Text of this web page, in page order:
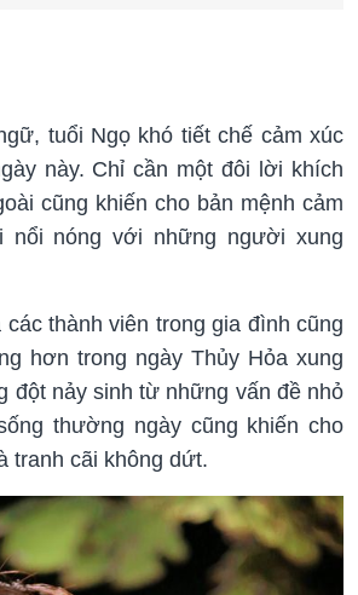
tuổi Ngọ khó tiết chế cảm xúc
này. Chỉ cần một đôi lời khích
cũng khiến cho bản mệnh cảm
nổi nóng với những người xung
thành viên trong gia đình cũng
hơn trong ngày Thủy Hỏa xung
đột nảy sinh từ những vấn đề nhỏ
thường ngày cũng khiến cho
tranh cãi không dứt.